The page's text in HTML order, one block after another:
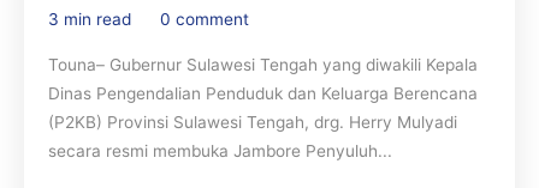
3 min read 0 comment
Touna– Gubernur Sulawesi Tengah yang diwakili Kepala
Dinas Pengendalian Penduduk dan Keluarga Berencana
(P2KB) Provinsi Sulawesi Tengah, drg. Herry Mulyadi
secara resmi membuka Jambore Penyuluh...